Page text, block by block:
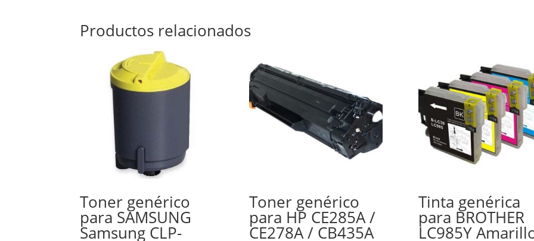
Productos relacionados
Toner genérico
para SAMSUNG
Samsung CLP-
Toner genérico
para HP CE285A /
CE278A / CB435A
Tinta genérica
para BROTHER
LC985Y